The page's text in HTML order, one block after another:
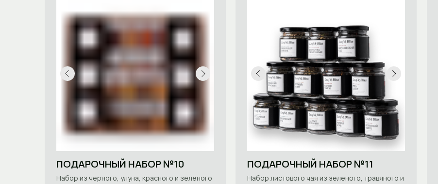
ПОДАРОЧНЫЙ НАБОР №10
Набор из черного, улуна, красного и зеленого
ПОДАРОЧНЫЙ НАБОР №11
Набор листового чая из зеленого, травяного и